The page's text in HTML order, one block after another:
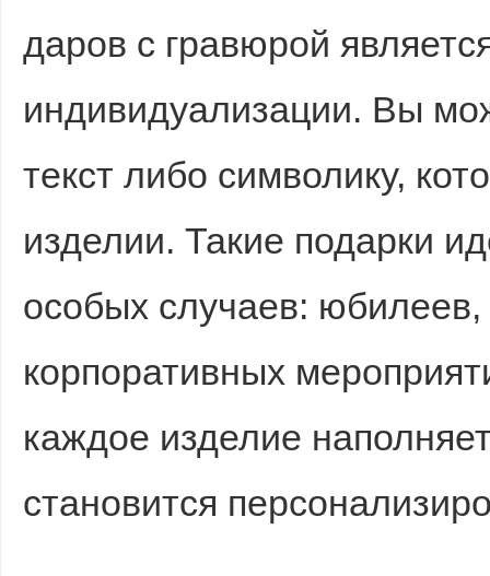
даров с гравюрой
индивидуализации. Вы
текст либо символику,
изделии. Такие подарки
особых случаев:
корпоративных
каждое изделие
становится